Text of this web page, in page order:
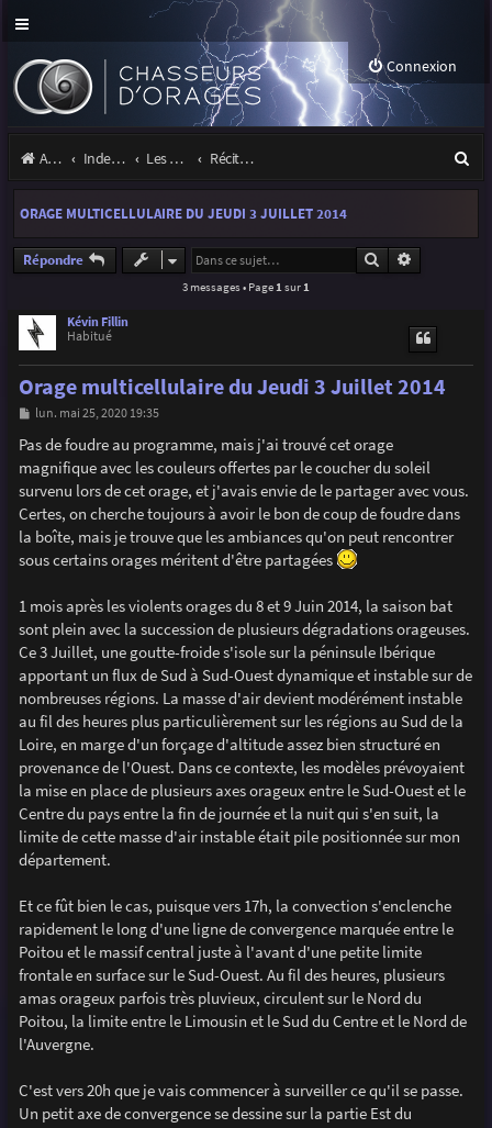
Connexion
Accueil Index du forum Les orages Récits et photos d'orages
e
ORAGE MULTICELLULAIRE DU JEUDI 3 JUILLET 2014
Répondre Rechercher
3 messages • Page 1 sur 1
Kévin Fillin
Habitué
Orage multicellulaire du Jeudi 3 Juillet 2014
M
s
s
a
e
lun. mai 25, 2020 19:35
Pas de foudre au programme, mais j'ai trouvé cet orage
magnifique avec les couleurs offertes par le coucher du soleil
survenu lors de cet orage, et j'avais envie de le partager avec vous.
Certes, on cherche toujours à avoir le bon de coup de foudre dans
la boîte, mais je trouve que les ambiances qu'on peut rencontrer
sous certains orages méritent d'être partagées
1 mois après les violents orages du 8 et 9 Juin 2014, la saison bat
sont plein avec la succession de plusieurs dégradations orageuses.
Ce 3 Juillet, une goutte-froide s'isole sur la péninsule Ibérique
apportant un flux de Sud à Sud-Ouest dynamique et instable sur de
nombreuses régions. La masse d'air devient modérément instable
au fil des heures plus particulièrement sur les régions au Sud de la
Loire, en marge d'un forçage d'altitude assez bien structuré en
provenance de l'Ouest. Dans ce contexte, les modèles prévoyaient
la mise en place de plusieurs axes orageux entre le Sud-Ouest et le
Centre du pays entre la fin de journée et la nuit qui s'en suit, la
limite de cette masse d'air instable était pile positionnée sur mon
département.
Et ce fût bien le cas, puisque vers 17h, la convection s'enclenche
rapidement le long d'une ligne de convergence marquée entre le
Poitou et le massif central juste à l'avant d'une petite limite
frontale en surface sur le Sud-Ouest. Au fil des heures, plusieurs
amas orageux parfois très pluvieux, circulent sur le Nord du
Poitou, la limite entre le Limousin et le Sud du Centre et le Nord de
l'Auvergne.
C'est vers 20h que je vais commencer à surveiller ce qu'il se passe.
Un petit axe de convergence se dessine sur la partie Est du